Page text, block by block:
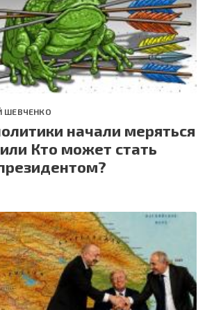
ШЕВЧЕНКО
начали меряться
Кто может стать